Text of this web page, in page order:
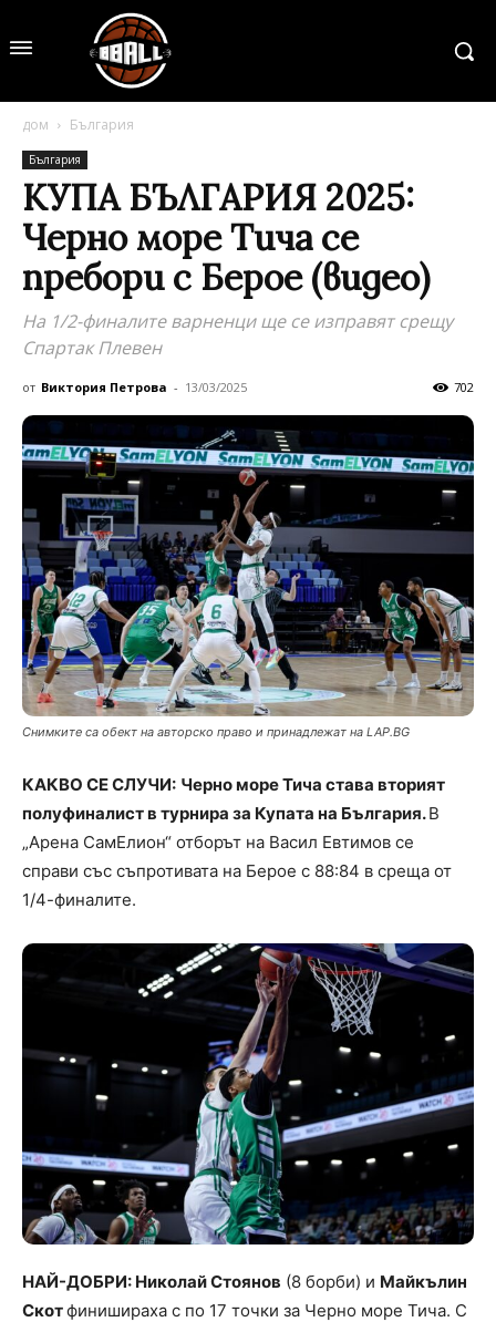
дом България
България
КУПА БЪЛГАРИЯ 2025:
Черно море Тича се
пребори с Берое (видео)
На 1/2-финалите варненци ще се изправят срещу
Спартак Плевен
от Виктория Петрова - 13/03/2025 702
Снимките са обект на авторско право и принадлежат на LAP.BG
КАКВО СЕ СЛУЧИ: Черно море Тича става вторият
полуфиналист в турнира за Купата на България.В
„Арена СамЕлион“ отборът на Васил Евтимов се
справи със съпротивата на Берое с 88:84 в среща от
1/4-финалите.
НАЙ-ДОБРИ: Николай Стоянов (8 борби) и Майкълин
Скотфинишираха с по 17 точки за Черно море Тича. С